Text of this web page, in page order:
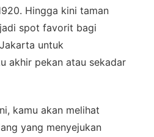
Hingga kini taman
spot favorit bagi
untuk
akhir pekan atau sekadar
kamu akan melihat
yang menyejukan